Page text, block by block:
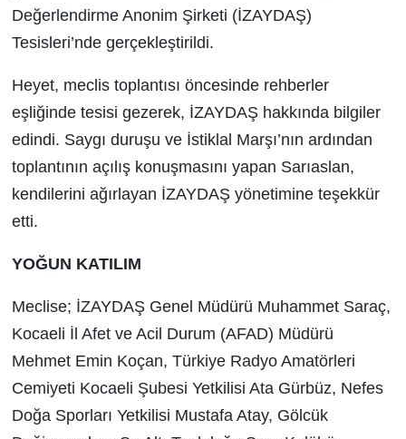
Değerlendirme Anonim Şirketi (İZAYDAŞ)
Tesisleri’nde gerçekleştirildi.
Heyet, meclis toplantısı öncesinde rehberler
eşliğinde tesisi gezerek, İZAYDAŞ hakkında bilgiler
edindi. Saygı duruşu ve İstiklal Marşı’nın ardından
toplantının açılış konuşmasını yapan Sarıaslan,
kendilerini ağırlayan İZAYDAŞ yönetimine teşekkür
etti.
YOĞUN KATILIM
Meclise; İZAYDAŞ Genel Müdürü Muhammet Saraç,
Kocaeli İl Afet ve Acil Durum (AFAD) Müdürü
Mehmet Emin Koçan, Türkiye Radyo Amatörleri
Cemiyeti Kocaeli Şubesi Yetkilisi Ata Gürbüz, Nefes
Doğa Sporları Yetkilisi Mustafa Atay, Gölcük